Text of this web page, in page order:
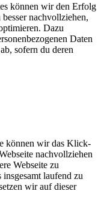
können wir den Erfolg
nachvollziehen,
Dazu
Daten
sofern du deren
können wir das Klick-
nachvollziehen
Webseite zu
laufend zu
wir auf dieser